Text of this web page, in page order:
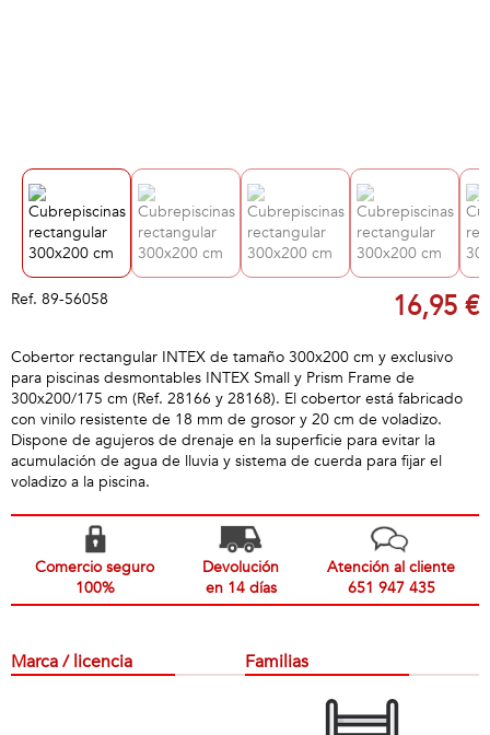
Ref. 89-56058 16,95 €
Cobertor rectangular INTEX de tamaño 300x200 cm y exclusivo
para piscinas desmontables INTEX Small y Prism Frame de
300x200/175 cm (Ref. 28166 y 28168). El cobertor está fabricado
con vinilo resistente de 18 mm de grosor y 20 cm de voladizo.
Dispone de agujeros de drenaje en la superficie para evitar la
acumulación de agua de lluvia y sistema de cuerda para fijar el
voladizo a la piscina.
Comercio seguro
100%
Devolución
en 14 días
Atención al cliente
651 947 435
Marca / licencia Familias